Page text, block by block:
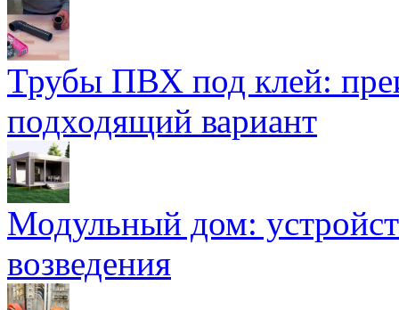
Трубы ПВХ под клей:
подходящий вариант
Модульный дом:
возведения